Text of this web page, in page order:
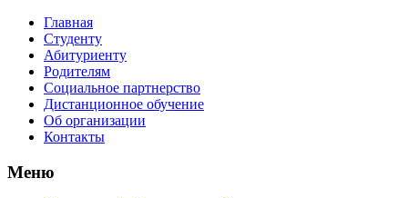
Главная
Студенту
Абитуриенту
Родителям
Социальное партнерство
Дистанционное обучение
Об организации
Контакты
Меню